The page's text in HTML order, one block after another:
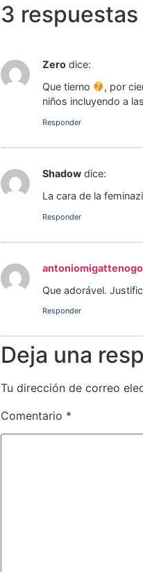
3 respuestas
Zero dice:
Que tierno
, por
niños incluyendo a
Responder
Shadow dice:
La cara de la
Responder
Que adorável.
Responder
Deja una
Tu dirección de correo
Comentario *